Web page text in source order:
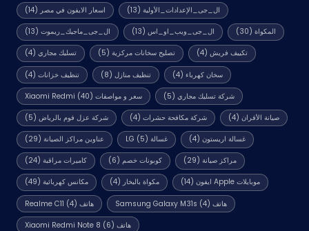
اسعار الايفون في مصر (14) ال_جى_الإعدادات_الأولية (13)
ال_جى_ماجيك_ريموت(13) ال_جى_ويب_او_اس (13) المكواة (30)
تسليك مجاري(4) تصليح سخانات مركزية (5) تكييف فريش (4)
تنظيف خزانات(4) تنظيف منازل (8) سخان كهرباء (4)
سعر و مواصفات Xiaomi Redmi (40) شركة تسليك مجاري (5)
شركة عزل فوم بالرياض(5) شركة مكافحة حشرات (4) صيانة الأفران (4)
عناوين مراكز الصيانة(29) غسالة LG (5) غسالة اريستون (4)
كاميرات مراقبة(24) كوبونات خصم (6) مراكز صيانة (29)
مكانس كهربائية(49) مكواة بالبخار (4) موبايلات Apple ايفون (14)
هاتف Realme C11 (4) هاتف Samsung Galaxy M31s (4)
هاتف Xiaomi Redmi Note 8 (6)